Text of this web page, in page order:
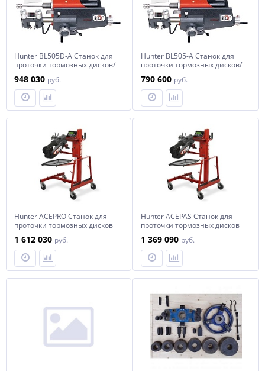
Hunter BL505D-A Cтанок для
проточки тормозных дисков/
цифровой индикатор
948 030 руб.
Hunter BL505-A Cтанок для
проточки тормозных дисков/
базов. аксессуары
790 600 руб.
Hunter ACEPRO Станок для
проточки тормозных дисков
и пикапов
1 612 030 руб.
Hunter ACEPAS Станок для
проточки тормозных дисков
и пикапов
1 369 090 руб.